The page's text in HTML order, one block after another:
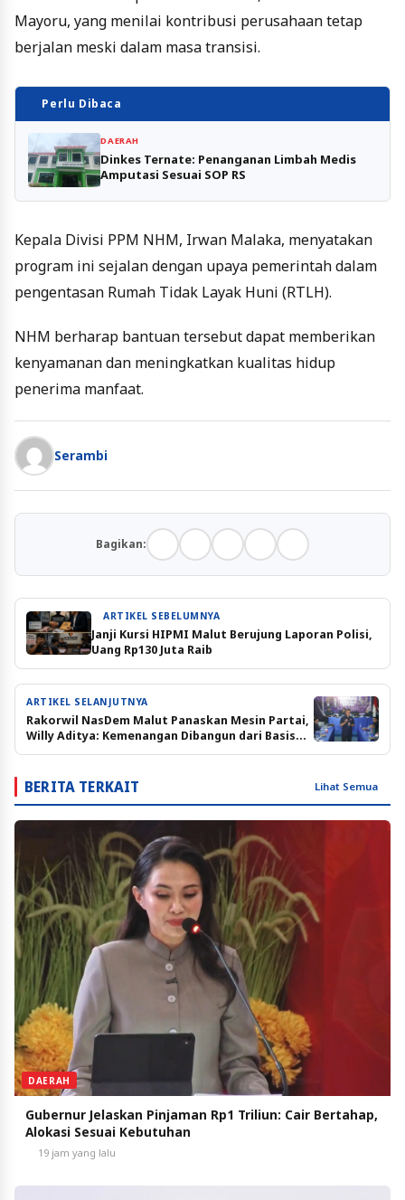
Mayoru, yang menilai kontribusi perusahaan tetap
berjalan meski dalam masa transisi.
Perlu Dibaca
DAERAH
Dinkes Ternate: Penanganan Limbah Medis
Amputasi Sesuai SOP RS
Kepala Divisi PPM NHM, Irwan Malaka, menyatakan
program ini sejalan dengan upaya pemerintah dalam
pengentasan Rumah Tidak Layak Huni (RTLH).
NHM berharap bantuan tersebut dapat memberikan
kenyamanan dan meningkatkan kualitas hidup
penerima manfaat.
Serambi
Bagikan:
ARTIKEL SEBELUMNYA
Janji Kursi HIPMI Malut Berujung Laporan Polisi,
Uang Rp130 Juta Raib
ARTIKEL SELANJUTNYA
Rakorwil NasDem Malut Panaskan Mesin Partai,
Willy Aditya: Kemenangan Dibangun dari Basis
Rakyat
BERITA TERKAIT Lihat Semua
DAERAH
Gubernur Jelaskan Pinjaman Rp1 Triliun: Cair Bertahap,
Alokasi Sesuai Kebutuhan
19 jam yang lalu